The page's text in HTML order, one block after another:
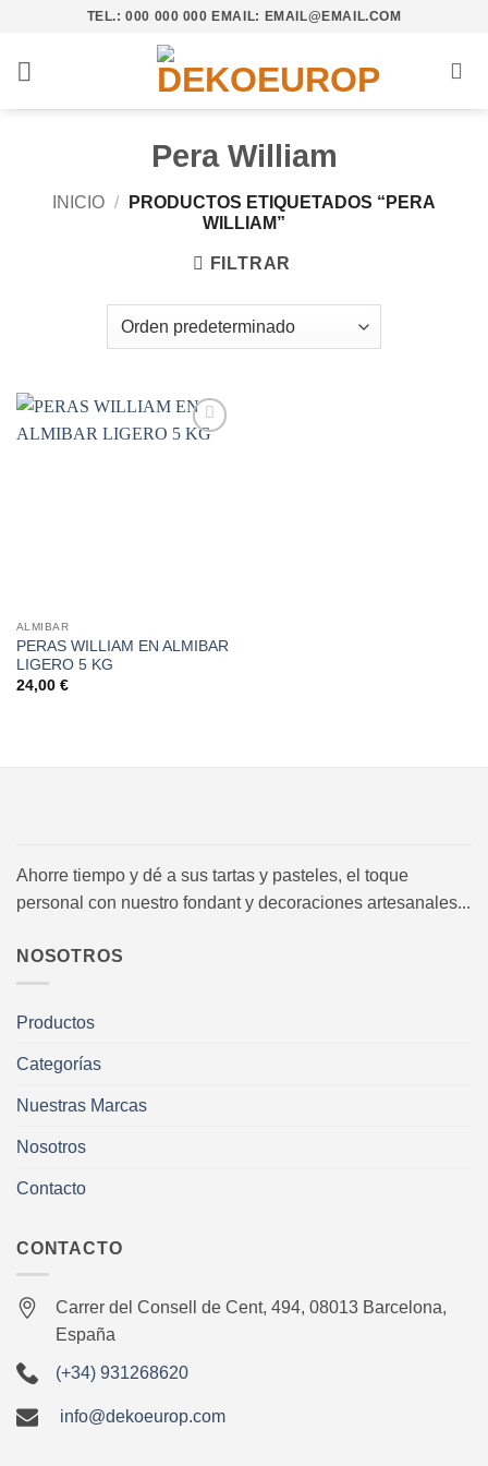
contenido
TEL.: 000 000 000 EMAIL: EMAIL@EMAIL.COM
Pera William
INICIO /
PRODUCTOS ETIQUETADOS “PERA
WILLIAM”
FILTRAR
ALMIBAR
PERAS WILLIAM EN ALMIBAR
LIGERO 5 KG
24,00 €
Ahorre tiempo y dé a sus tartas y pasteles, el toque
personal con nuestro fondant y decoraciones artesanales...
NOSOTROS
Productos
Categorías
Nuestras Marcas
Nosotros
Contacto
CONTACTO
Carrer del Consell de Cent, 494, 08013 Barcelona,
España
(+34) 931268620
info@dekoeurop.com